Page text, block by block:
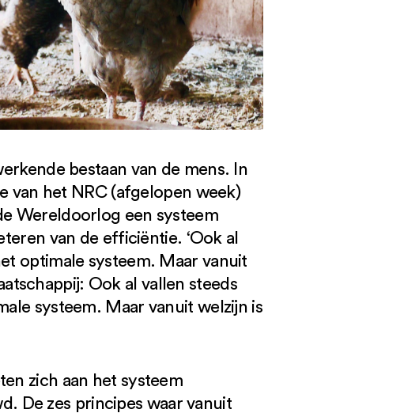
bestaan van de mens. In
van het NRC (afgelopen week)
Wereldoorlog een systeem
van de efficiëntie. ‘Ook al
optimale systeem. Maar vanuit
Ook al vallen steeds
systeem. Maar vanuit welzijn is
zich aan het systeem
De zes principes waar vanuit